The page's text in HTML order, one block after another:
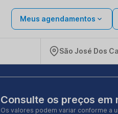
Meus agendamentos
São José Dos
Consulte os preços em
Os valores podem variar conforme a